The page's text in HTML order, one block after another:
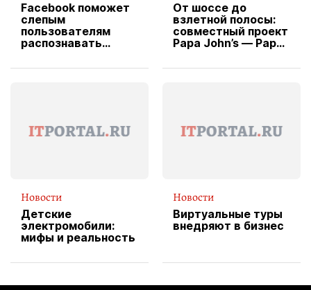
Facebook поможет
слепым
пользователям
распознавать
От шоссе до
взлетной полосы:
совместный проект
Papa John’s — Papa
вводит
Новости
Детские
электромобили:
мифы и реальность
Новости
Виртуальные туры
внедряют в бизнес